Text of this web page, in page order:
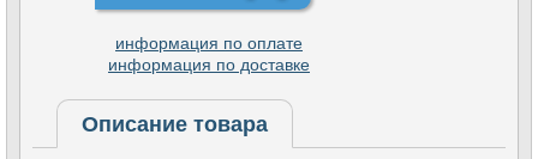
информация по оплате
информация по доставке
Описание товара